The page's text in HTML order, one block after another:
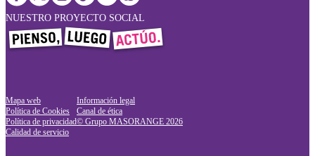
NUESTRO PROYECTO SOCIAL
Mapa web
Política de Cookies
Política de privacidad
Calidad de servicio
Información legal
Canal de ética
© Grupo MASORANGE 2026